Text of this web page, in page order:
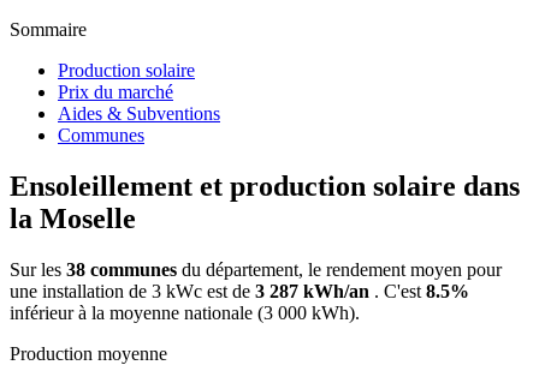
Sommaire
Production solaire
Prix du marché
Aides & Subventions
Communes
Ensoleillement et production solaire dans
la Moselle
Sur les 38 communes du département, le rendement moyen pour
une installation de 3 kWc est de 3 287 kWh/an . C'est 8.5%
inférieur à la moyenne nationale (3 000 kWh).
Production moyenne